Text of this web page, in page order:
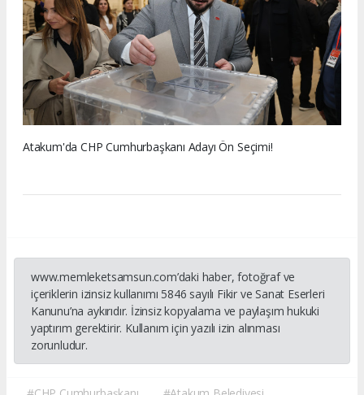
Atakum'da CHP Cumhurbaşkanı Adayı Ön Seçimi!
www.memleketsamsun.com’daki haber, fotoğraf ve
içeriklerin izinsiz kullanımı 5846 sayılı Fikir ve Sanat Eserleri
Kanunu’na aykırıdır. İzinsiz kopyalama ve paylaşım hukuki
yaptırım gerektirir. Kullanım için yazılı izin alınması
zorunludur.